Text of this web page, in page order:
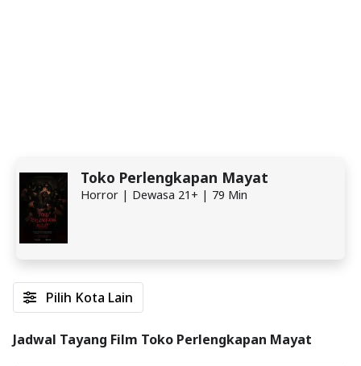
Toko Perlengkapan Mayat
Horror | Dewasa 21+ | 79 Min
Pilih Kota Lain
Jadwal Tayang Film Toko Perlengkapan Mayat